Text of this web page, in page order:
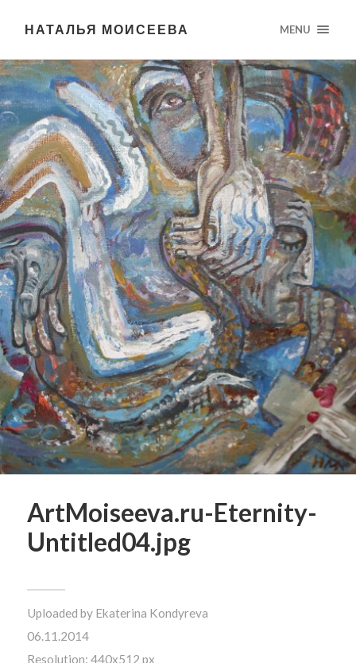
НАТАЛЬЯ МОИСЕЕВА MENU
ArtMoiseeva.ru-Eternity-
Untitled04.jpg
Uploaded by Ekaterina Kondyreva
06.11.2014
Resolution: 440x512 px